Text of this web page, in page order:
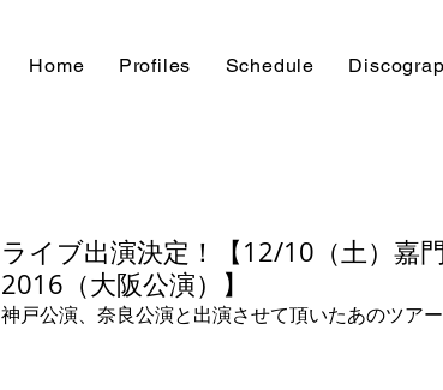
Home Profiles Schedule
ライブ出演決定！【12/10（土）
2016（大阪公演）】
神戸公演、奈良公演と出演させて頂いたあのツア